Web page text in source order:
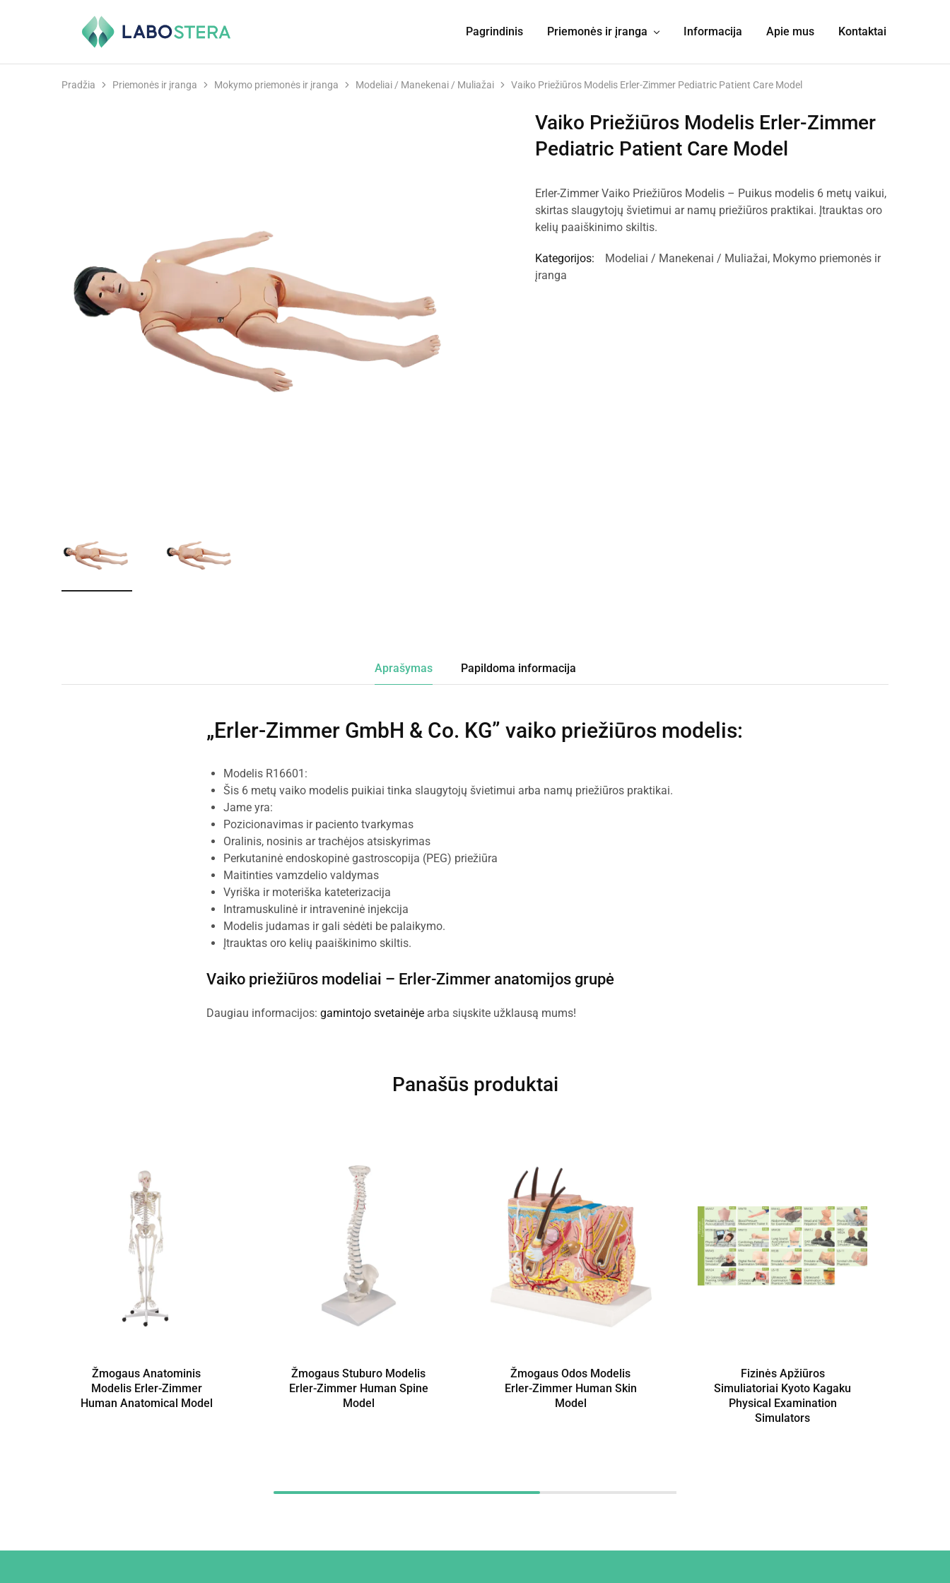
Labostera
Laboratorinė
Pagrindinis Priemonės ir įranga Informacija Apie mus Kontaktai
Pradžia Priemonės ir įranga Mokymo priemonės ir įranga Modeliai / Manekenai / Muliažai Vaiko Priežiūros Modelis Erler-Zimmer Pediatric Patient Care Model
Vaiko Priežiūros Modelis Erler-Zimmer
Pediatric Patient Care Model
Erler-Zimmer Vaiko Priežiūros Modelis – Puikus modelis 6 metų vaikui,
skirtas slaugytojų švietimui ar namų priežiūros praktikai. Įtrauktas oro
kelių paaiškinimo skiltis.
Kategorijos: Modeliai / Manekenai / Muliažai, Mokymo priemonės ir
įranga
Aprašymas Papildoma informacija
„Erler-Zimmer GmbH & Co. KG” vaiko priežiūros modelis:
Modelis R16601:
Šis 6 metų vaiko modelis puikiai tinka slaugytojų švietimui arba namų priežiūros praktikai.
Jame yra:
Pozicionavimas ir paciento tvarkymas
Oralinis, nosinis ar trachėjos atsiskyrimas
Perkutaninė endoskopinė gastroscopija (PEG) priežiūra
Maitinties vamzdelio valdymas
Vyriška ir moteriška kateterizacija
Intramuskulinė ir intraveninė injekcija
Modelis judamas ir gali sėdėti be palaikymo.
Įtrauktas oro kelių paaiškinimo skiltis.
Vaiko priežiūros modeliai – Erler-Zimmer anatomijos grupė
Daugiau informacijos: gamintojo svetainėje arba siųskite užklausą mums!
Panašūs produktai
Žmogaus Anatominis
Modelis Erler-Zimmer
Human Anatomical Model
Žmogaus Stuburo Modelis
Erler-Zimmer Human Spine
Model
Žmogaus Odos Modelis
Erler-Zimmer Human Skin
Model
Fizinės Apžiūros
Simuliatoriai Kyoto Kagaku
Physical Examination
Simulators